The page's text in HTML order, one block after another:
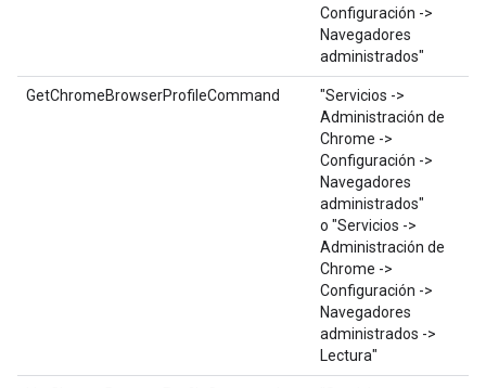
Configuración ->
Navegadores
administrados"
GetChromeBrowserProfileCommand
"Servicios ->
Administración de
Chrome ->
Configuración ->
Navegadores
administrados"
o "Servicios ->
Administración de
Chrome ->
Configuración ->
Navegadores
administrados ->
Lectura"